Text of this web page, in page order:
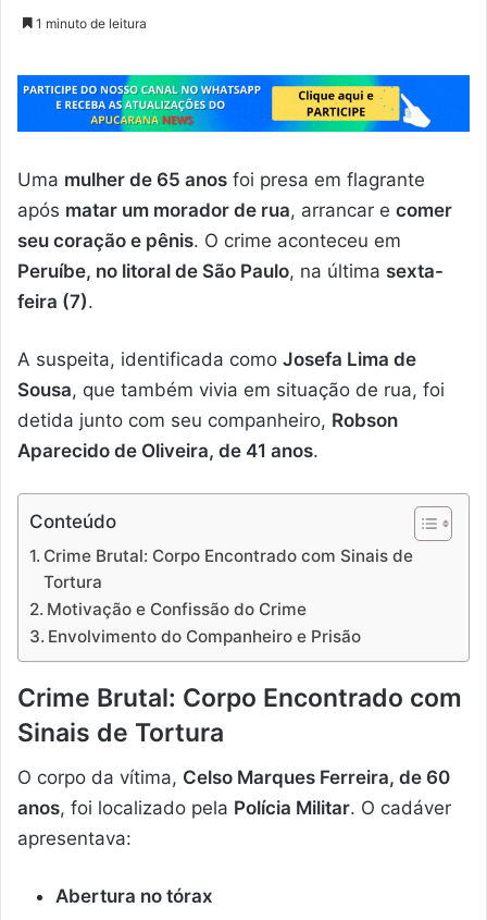
1 minuto de leitura
Uma mulher de 65 anos foi presa em flagrante
após matar um morador de rua, arrancar e comer
seu coração e pênis. O crime aconteceu em
Peruíbe, no litoral de São Paulo, na última sexta-
feira (7).
A suspeita, identificada como Josefa Lima de
Sousa, que também vivia em situação de rua, foi
detida junto com seu companheiro, Robson
Aparecido de Oliveira, de 41 anos.
Conteúdo
Crime Brutal: Corpo Encontrado com Sinais de
Tortura
Motivação e Confissão do Crime
Envolvimento do Companheiro e Prisão
Crime Brutal: Corpo Encontrado com
Sinais de Tortura
O corpo da vítima, Celso Marques Ferreira, de 60
anos, foi localizado pela Polícia Militar. O cadáver
apresentava:
Abertura no tórax